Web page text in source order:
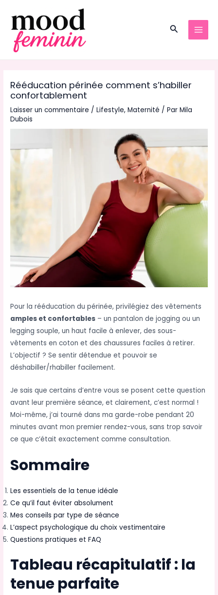
contenu
Rééducation périnée comment s’habiller
confortablement
Laisser un commentaire /Lifestyle,Maternité / ParMila
Dubois
Pour la rééducation du périnée, privilégiez des vêtements
amples et confortables – un pantalon de jogging ou un
legging souple, un haut facile à enlever, des sous-
vêtements en coton et des chaussures faciles à retirer.
L’objectif ? Se sentir détendue et pouvoir se
déshabiller/rhabiller facilement.
Je sais que certains d’entre vous se posent cette question
avant leur première séance, et clairement, c’est normal !
Moi-même, j’ai tourné dans ma garde-robe pendant 20
minutes avant mon premier rendez-vous, sans trop savoir
ce que c’était exactement comme consultation.
Sommaire
Les essentiels de la tenue idéale
Ce qu’il faut éviter absolument
Mes conseils par type de séance
L’aspect psychologique du choix vestimentaire
Questions pratiques et FAQ
Tableau récapitulatif : la
tenue parfaite